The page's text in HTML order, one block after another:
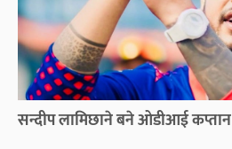
सन्दीप लामिछाने बने ओडीआई कप्तान